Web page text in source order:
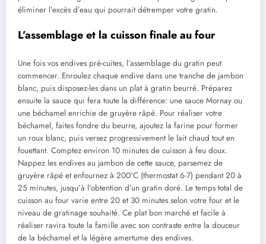
éliminer l’excès d’eau qui pourrait détremper votre gratin.
L’assemblage et la cuisson finale au four
Une fois vos endives pré-cuites, l’assemblage du gratin peut
commencer. Enroulez chaque endive dans une tranche de jambon
blanc, puis disposez-les dans un plat à gratin beurré. Préparez
ensuite la sauce qui fera toute la différence: une sauce Mornay ou
une béchamel enrichie de gruyère râpé. Pour réaliser votre
béchamel, faites fondre du beurre, ajoutez la farine pour former
un roux blanc, puis versez progressivement le lait chaud tout en
fouettant. Comptez environ 10 minutes de cuisson à feu doux.
Nappez les endives au jambon de cette sauce, parsemez de
gruyère râpé et enfournez à 200°C (thermostat 6-7) pendant 20 à
25 minutes, jusqu’à l’obtention d’un gratin doré. Le temps total de
cuisson au four varie entre 20 et 30 minutes selon votre four et le
niveau de gratinage souhaité. Ce plat bon marché et facile à
réaliser ravira toute la famille avec son contraste entre la douceur
de la béchamel et la légère amertume des endives.